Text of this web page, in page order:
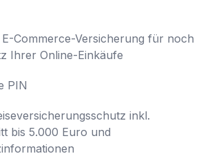
Commerce-Versicherung für noch
Ihrer Online-Einkäufe
PIN
inkl.
bis 5.000 Euro und